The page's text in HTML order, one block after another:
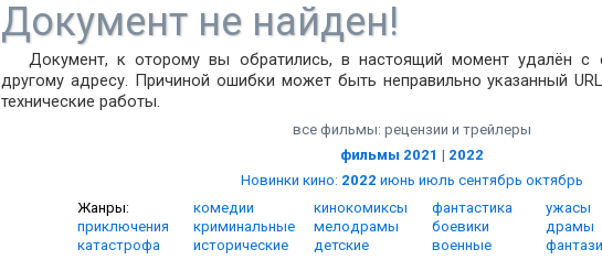
Документ не найден!
Документ, к оторому вы обратились, в настоящий момент удалён с
другому адресу. Причиной ошибки может быть неправильно указанный
технические работы.
все фильмы: рецензии и трейлеры
фильмы 2021 | 2022
Новинки кино: 2022 июнь июль сентябрь октябрь
Жанры:
комедии кинокомиксы фантастика ужасы
приключения
криминальные мелодрамы боевики драмы
катастрофа
исторические детские военные